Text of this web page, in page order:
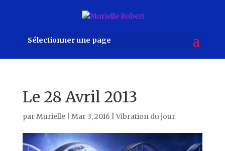
Sélectionner une page
Le 28 Avril 2013
parMurielle| Mar 3, 2016 |Vibration du jour